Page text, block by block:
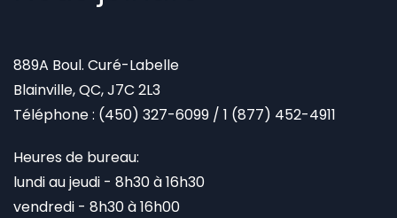
compresses minimisent les irritations tout en favorisant la
nos compresses de gaze sont un incontournable pour tout kit
de premiers soins. Commandez dès maintenant pour une
889A Boul. Curé-Labelle
Blainville, QC, J7C 2L3
Téléphone : (450) 327-6099 / 1 (877) 452-4911
Heures de bureau:
lundi au jeudi - 8h30 à 16h30
vendredi - 8h30 à 16h00